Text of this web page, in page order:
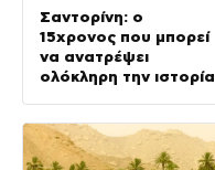
Σαντορίνη: ο
15χρονος που μπορεί
να ανατρέψει
ολόκληρη την ιστορία